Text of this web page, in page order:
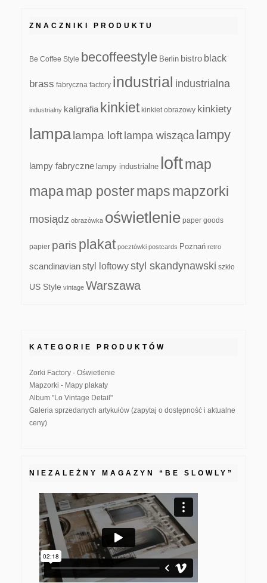
ZNACZNIKI PRODUKTU
Be Coffee Style becoffeestyle Berlin bistro black
brass fabryczna factory industrial industrialna
industrialny kaligrafia kinkiet kinkiet obrazowy kinkiety
lampa lampa loft lampa wisząca lampy
lampy fabryczne lampy industrialne loftmap
mapamap postermapsmapzorki
mosiądz obrazówka oświetlenie paper goods
papier paris plakat pocztówki postcards Poznań retro
scandinavianstyl loftowystyl skandynawski szkło
US Style vintage Warszawa
KATEGORIE PRODUKTÓW
Zorki Factory - Oświetlenie
Mapzorki - Mapy plakaty
Album "Lo Vintage Detail"
Galeria sprzedanych artykułów (zapytaj o dostępność i aktualne
ceny)
NIEZALEŻNY MAGAZYN “BE SLOWLY”